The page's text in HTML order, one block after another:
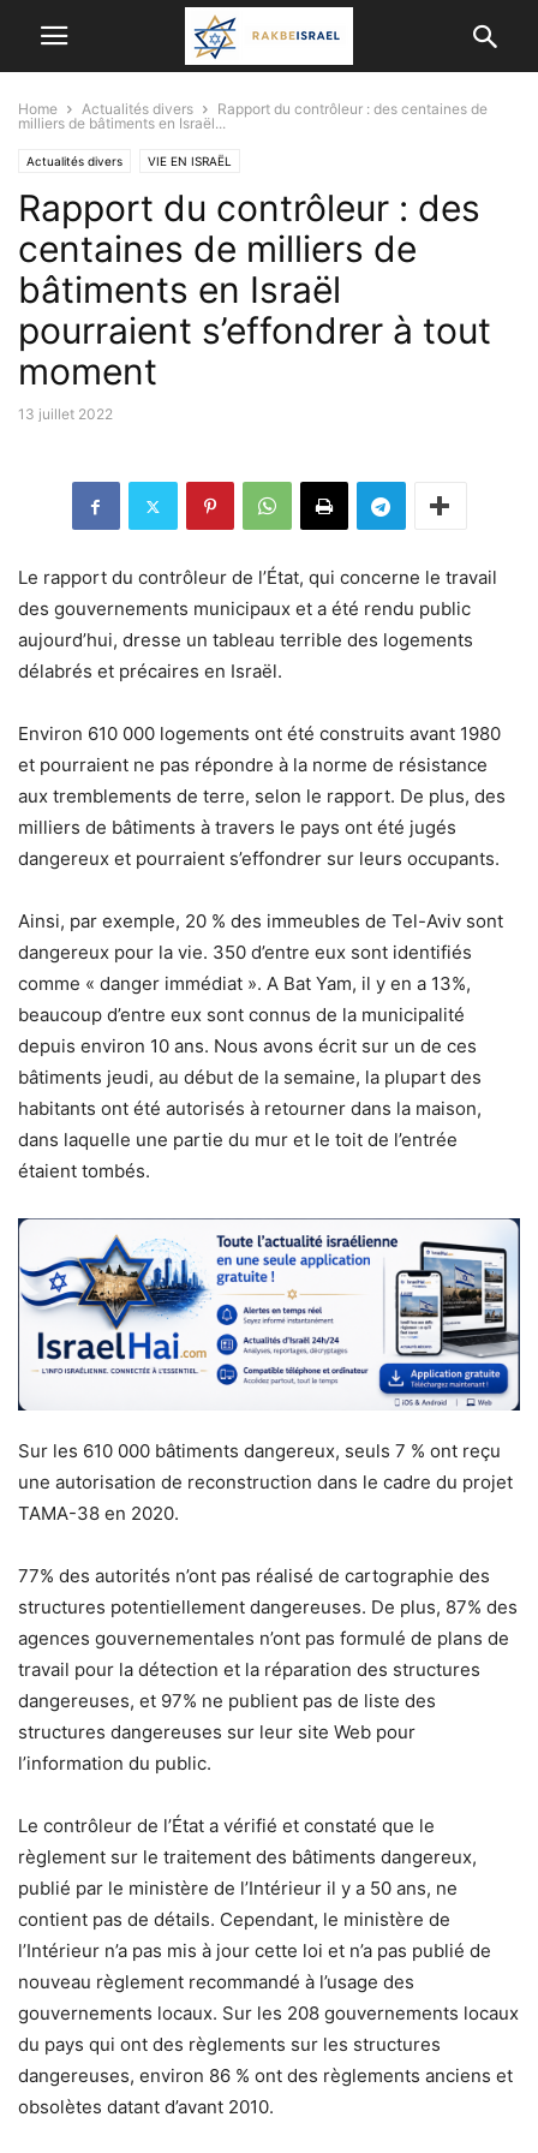
Home Actualités divers
Rapport du contrôleur : des centaines de
milliers de bâtiments en Israël...
Actualités divers VIE EN ISRAËL
Rapport du contrôleur : des
centaines de milliers de
bâtiments en Israël
pourraient s’effondrer à tout
moment
13 juillet 2022
Le rapport du contrôleur de l’État, qui concerne le travail
des gouvernements municipaux et a été rendu public
aujourd’hui, dresse un tableau terrible des logements
délabrés et précaires en Israël.
Environ 610 000 logements ont été construits avant 1980
et pourraient ne pas répondre à la norme de résistance
aux tremblements de terre, selon le rapport. De plus, des
milliers de bâtiments à travers le pays ont été jugés
dangereux et pourraient s’effondrer sur leurs occupants.
Ainsi, par exemple, 20 % des immeubles de Tel-Aviv sont
dangereux pour la vie. 350 d’entre eux sont identifiés
comme « danger immédiat ». A Bat Yam, il y en a 13%,
beaucoup d’entre eux sont connus de la municipalité
depuis environ 10 ans. Nous avons écrit sur un de ces
bâtiments jeudi, au début de la semaine, la plupart des
habitants ont été autorisés à retourner dans la maison,
dans laquelle une partie du mur et le toit de l’entrée
étaient tombés.
Sur les 610 000 bâtiments dangereux, seuls 7 % ont reçu
une autorisation de reconstruction dans le cadre du projet
TAMA-38 en 2020.
77% des autorités n’ont pas réalisé de cartographie des
structures potentiellement dangereuses. De plus, 87% des
agences gouvernementales n’ont pas formulé de plans de
travail pour la détection et la réparation des structures
dangereuses, et 97% ne publient pas de liste des
structures dangereuses sur leur site Web pour
l’information du public.
Le contrôleur de l’État a vérifié et constaté que le
règlement sur le traitement des bâtiments dangereux,
publié par le ministère de l’Intérieur il y a 50 ans, ne
contient pas de détails. Cependant, le ministère de
l’Intérieur n’a pas mis à jour cette loi et n’a pas publié de
nouveau règlement recommandé à l’usage des
gouvernements locaux. Sur les 208 gouvernements locaux
du pays qui ont des règlements sur les structures
dangereuses, environ 86 % ont des règlements anciens et
obsolètes datant d’avant 2010.